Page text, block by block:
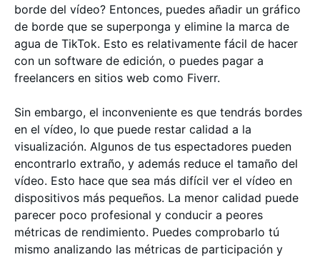
borde del vídeo? Entonces, puedes añadir un gráfico
de borde que se superponga y elimine la marca de
agua de TikTok. Esto es relativamente fácil de hacer
con un software de edición, o puedes pagar a
freelancers en sitios web como Fiverr.
Sin embargo, el inconveniente es que tendrás bordes
en el vídeo, lo que puede restar calidad a la
visualización. Algunos de tus espectadores pueden
encontrarlo extraño, y además reduce el tamaño del
vídeo. Esto hace que sea más difícil ver el vídeo en
dispositivos más pequeños. La menor calidad puede
parecer poco profesional y conducir a peores
métricas de rendimiento. Puedes comprobarlo tú
mismo analizando las métricas de participación y